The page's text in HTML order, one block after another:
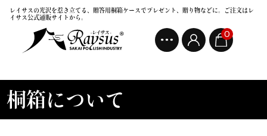
レイサスの光沢を惹き立てる、贈答用桐箱ケースでプレゼント、贈り物などに。ご注文はレ
イサス公式通販サイトから。
0
桐箱について